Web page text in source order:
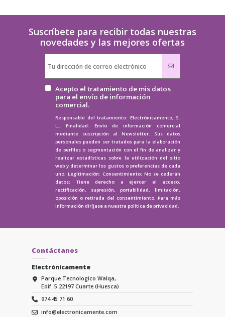
Suscríbete para recibir todas nuestras
novedades y las mejores ofertas
Acepto el tratamiento de mis datos
para el envío de información
comercial.
Responsable del tratamiento: Electrónicamente, S.
L.; Finalidad: Envío de información comercial
mediante suscripción al Newsletter. Sus datos
personales pueden ser tratados para la elaboración
de perfiles o segmentación con el fin de analizar y
realizar estadísticas sobre la utilización del sitio
web y determinar los gustos o preferencias de cada
uno; Legitimación: Consentimiento; No se cederán
datos; Tiene derecho a ejercer el acceso,
rectificación, supresión, portabilidad, limitación,
oposición o retirada del consentimiento; Para más
información diríjase a nuestra política de privacidad.
Contáctanos
Electrónicamente
Parque Tecnologico Walqa,
Edif. 5 22197 Cuarte (Huesca)
974 45 71 60
info@electronicamente.com